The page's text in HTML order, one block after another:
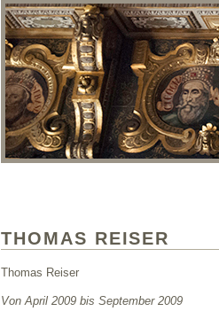
THOMAS REISER
Thomas Reiser
Von April 2009 bis September 2009